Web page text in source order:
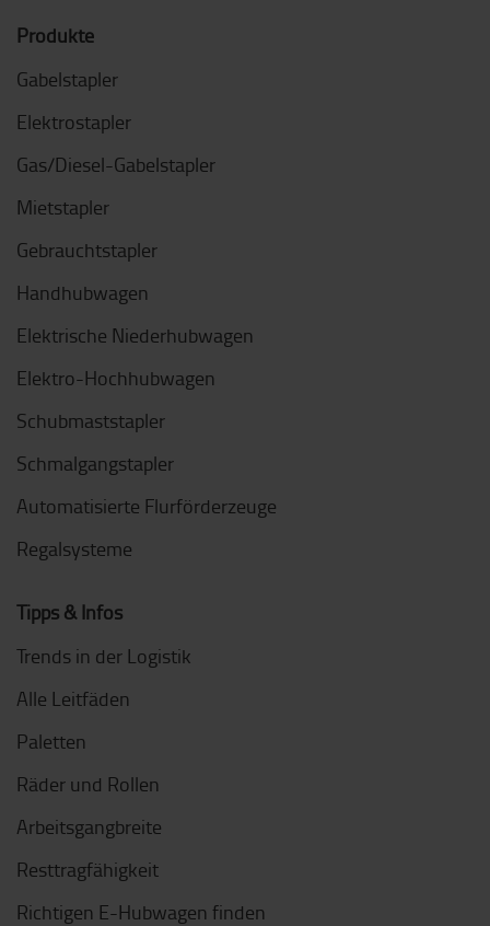
Produkte
Gabelstapler
Elektrostapler
Gas/Diesel-Gabelstapler
Mietstapler
Gebrauchtstapler
Handhubwagen
Elektrische Niederhubwagen
Elektro-Hochhubwagen
Schubmaststapler
Schmalgangstapler
Automatisierte Flurförderzeuge
Regalsysteme
Tipps & Infos
Trends in der Logistik
Alle Leitfäden
Paletten
Räder und Rollen
Arbeitsgangbreite
Resttragfähigkeit
Richtigen E-Hubwagen finden